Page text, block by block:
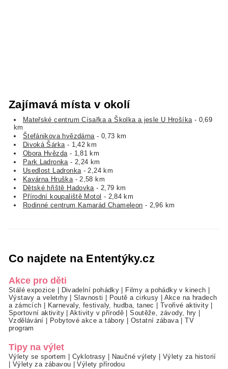
Zajímavá místa v okolí
Mateřské centrum Císařka a Školka a jesle U Hrošíka- 0,69
km
Štefánikova hvězdárna- 0,73 km
Divoká Šárka- 1,42 km
Obora Hvězda- 1,81 km
Park Ladronka- 2,24 km
Usedlost Ladronka- 2,24 km
Kavárna Hruška- 2,58 km
Dětské hřiště Hadovka- 2,79 km
Přírodní koupaliště Motol - 2,84 km
Rodinné centrum Kamarád Chameleon - 2,96 km
Co najdete na Ententýky.cz
Akce pro děti
Stálé expozice Divadelní pohádky Filmy a pohádky v kinech
Výstavy a veletrhy|Slavnosti Poutě a cirkusy
Akce na hradech
a zámcích
Karnevaly, festivaly, hudba, tanec Tvořivé aktivity
Sportovní aktivity|Aktivity v přírodě |Soutěže, závody, hry
Vzdělávání
Pobytové akce a tábory Ostatní zábava|TV
program
Tipy na výlet
Výlety se sportem Cyklotrasy Naučné výlety
Výlety za historií
Výlety za zábavou |Výlety přírodou